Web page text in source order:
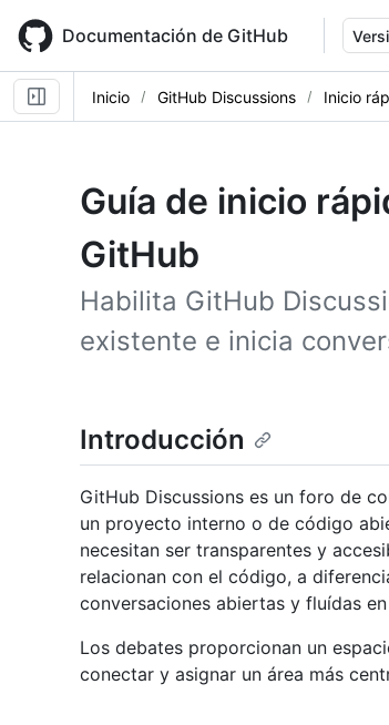
main
content
Documentación de GitHub
Inicio GitHub Discussions Inicio
Guía de inicio
GitHub
Habilita GitHub
existente e inicia
Introducción
GitHub Discussions es un foro de
un proyecto interno o de código
necesitan ser transparentes y
relacionan con el código, a
conversaciones abiertas y fluídas
Los debates proporcionan un
conectar y asignar un área más